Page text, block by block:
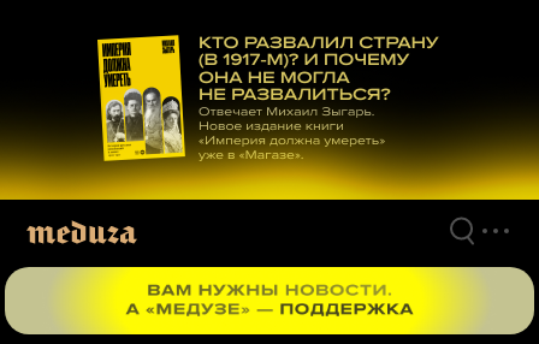
материалам